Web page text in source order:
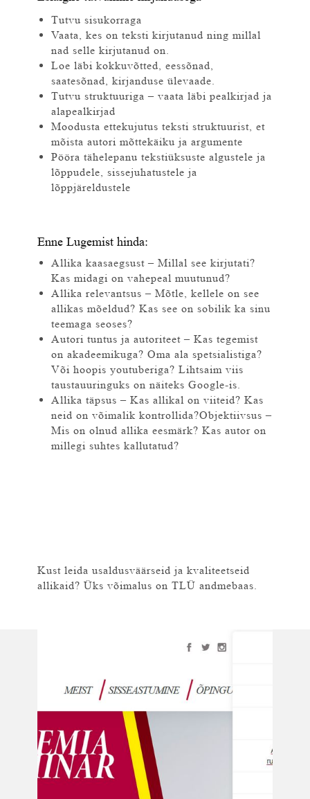
Tutvu sisukorraga
Vaata, kes on teksti kirjutanud ning millal
nad selle kirjutanud on.
Loe läbi kokkuvõtted, eessõnad,
saatesõnad, kirjanduse ülevaade.
Tutvu struktuuriga – vaata läbi pealkirjad ja
alapealkirjad
Moodusta ettekujutus teksti struktuurist, et
mõista autori mõttekäiku ja argumente
Pööra tähelepanu tekstiüksuste algustele ja
lõppudele, sissejuhatustele ja
lõppjäreldustele
Enne Lugemist hinda:
Allika kaasaegsust – Millal see kirjutati?
Kas midagi on vahepeal muutunud?
Allika relevantsus – Mõtle, kellele on see
allikas mõeldud? Kas see on sobilik ka sinu
teemaga seoses?
Autori tuntus ja autoriteet – Kas tegemist
on akadeemikuga? Oma ala spetsialistiga?
Või hoopis youtuberiga? Lihtsaim viis
taustauuringuks on näiteks Google-is.
Allika täpsus – Kas allikal on viiteid? Kas
neid on võimalik kontrollida?Objektiivsus –
Mis on olnud allika eesmärk? Kas autor on
millegi suhtes kallutatud?
Kust leida usaldusväärseid ja kvaliteetseid
allikaid? Üks võimalus on TLÜ andmebaas.